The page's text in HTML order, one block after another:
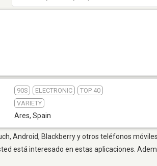
90S ELECTRONIC
TOP 40
VARIETY
Ares, Spain
Android, Blackberry y otros teléfonos
está interesado en estas aplicaciones.